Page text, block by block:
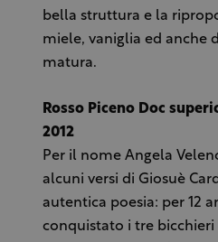
bella struttura e la
miele, vaniglia ed anche
matura.
Rosso Piceno Doc
2012
Per il nome Angela
alcuni versi di Giosuè
autentica poesia: per 12
conquistato i tre bicchieri